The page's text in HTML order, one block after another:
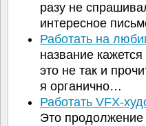
разу не
интересное
Работать на
название
это не так и
я органично…
Работать VFX-
Это продолжение